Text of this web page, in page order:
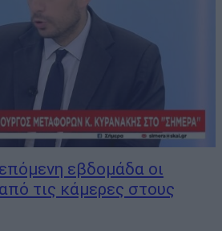
εβδομάδα οι
τις κάμερες στους